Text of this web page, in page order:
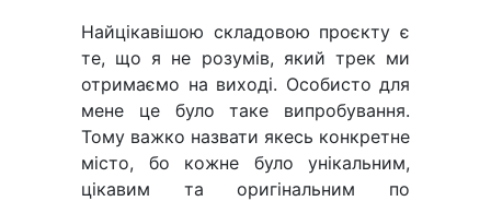
Найцікавішою складовою проєкту є
те, що я не розумів, який трек ми
отримаємо на виході. Особисто для
мене це було таке випробування.
Тому важко назвати якесь конкретне
місто, бо кожне було унікальним,
цікавим та оригінальним по